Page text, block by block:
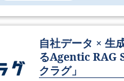
自社データ × 生
るAgentic RAG
クラグ」